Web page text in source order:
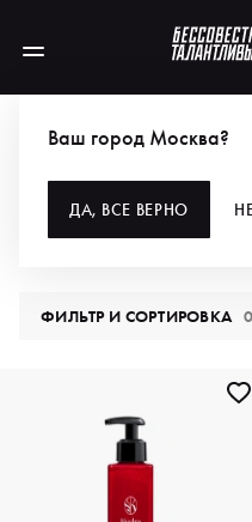
Ваш город Москва?
ДА, ВСЕ ВЕРНО
ВСЕ
ФИЛЬТР И СОРТИРОВКА0